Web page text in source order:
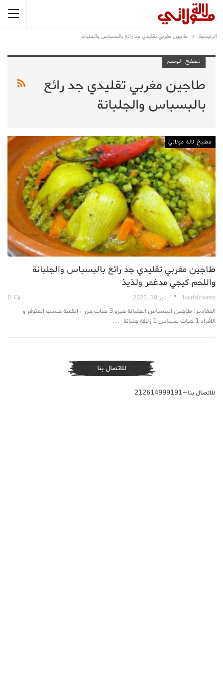
الرئيسية طاجين مغربي تقليدي جد رائع بالبسباس والجلبانة
تصفح الوسم
طاجين مغربي تقليدي جد رائع
بالبسباس والجلبانة
مطبخ لالة مولاتي
طاجين مغربي تقليدي جد رائع بالبسباس والجلبانة
واللحم كيجي مدغمر ولذيذ
TouriaIcherem يناير 18, 2023
المقادير: طاجين البسباس الجلبانة خيزو 3 حبات جزر - الكمية حسب المتوفر و
الأفراد 1 حبات بسباس 1 زلافة جلبانة -…
للاتصال بنا
للاتصال بنا+212614999191